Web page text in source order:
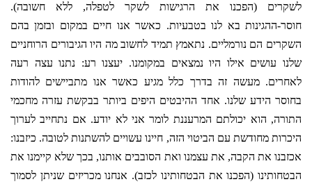
לשקרים (הפכנו את הרגישות לשקר לטפלה, ללא חשובה).
חוסר-ההגינות בא לנו בטבעיות. כאשר אנו חיים במקום ובזמן בהם
השקרים הם נורמליים. נתאמץ תמיד לחשוב מה היו הגיבורים הרוחניים
שלנו עושים אילו היו נמצאים במקומנו. יעצנו רע: נתנו עצה רעה
לאחרים. מעשה זה בדרך כלל מגיע כאשר אנו מתביישים להודות
בחוסר הידע שלנו. אחד ההיבטים היפים ביותר בבקשת עזרה מחכמי
התורה, הוא יכולתם המרעננת לומר אני לא יודע. אם נתחייב לערוך
היכרות מחודשת עם הביטוי הזה, חיינו עשויים להשתנות לטובה. כיזבנו:
אכזבנו את הקבה, את עצמנו ואת הסובבים אותנו, בכך שלא קיימנו את
הבטחותינו (הפכנו את הבטחותינו לכזב). אנחנו מכריזים שניתן לסמוך